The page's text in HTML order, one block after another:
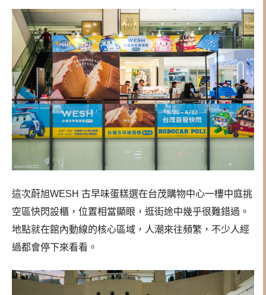
這次蔚旭WESH 古早味蛋糕選在台茂購物中心一樓中庭挑
空區快閃設櫃，位置相當顯眼，逛街途中幾乎很難錯過。
地點就在館內動線的核心區域，人潮來往頻繁，不少人經
過都會停下來看看。